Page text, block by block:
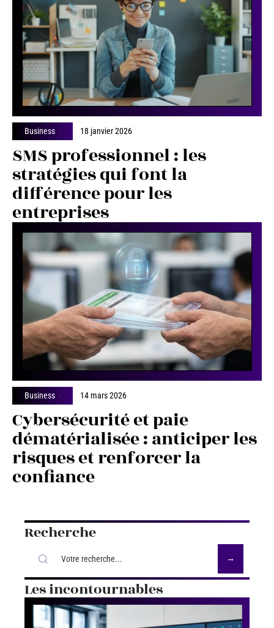
Business 18 janvier 2026
SMS professionnel : les
stratégies qui font la
différence pour les
entreprises
Business 14 mars 2026
Cybersécurité et paie
dématérialisée : anticiper les
risques et renforcer la
confiance
Recherche
Les incontournables